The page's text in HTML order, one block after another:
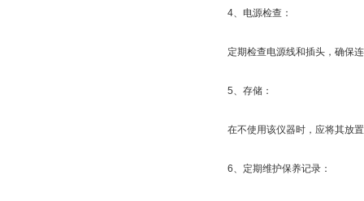
4、电源检查：
定期检查电源线和插头，确保连
5、存储：
在不使用该仪器时，应将其放置
6、定期维护保养记录：